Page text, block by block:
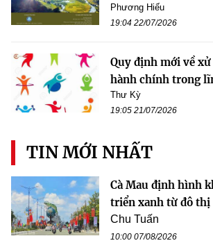
Phương Hiếu
19:04 22/07/2026
Quy định mới về
hành chính trong
Thư Kỳ
19:05 21/07/2026
TIN MỚI NHẤT
Cà Mau định hình
triển xanh từ đô thị
Chu Tuấn
10:00 07/08/2026